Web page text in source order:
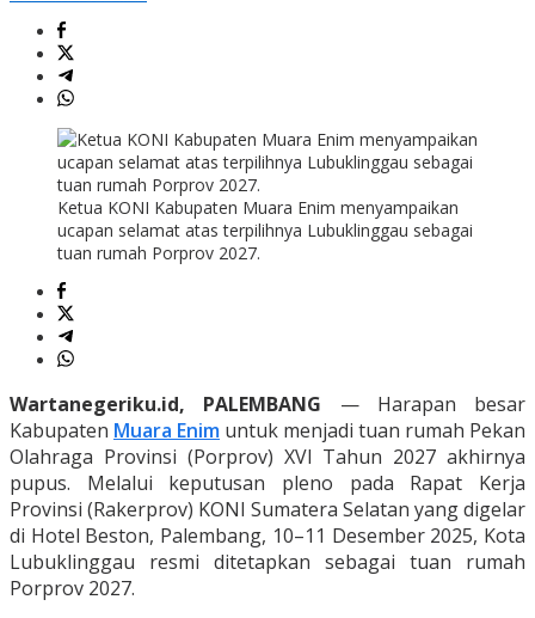
Ketua KONI Kabupaten Muara Enim menyampaikan
ucapan selamat atas terpilihnya Lubuklinggau sebagai
tuan rumah Porprov 2027.
Wartanegeriku.id, PALEMBANG — Harapan besar
Kabupaten Muara Enim untuk menjadi tuan rumah Pekan
Olahraga Provinsi (Porprov) XVI Tahun 2027 akhirnya
pupus. Melalui keputusan pleno pada Rapat Kerja
Provinsi (Rakerprov) KONI Sumatera Selatan yang digelar
di Hotel Beston, Palembang, 10–11 Desember 2025, Kota
Lubuklinggau resmi ditetapkan sebagai tuan rumah
Porprov 2027.